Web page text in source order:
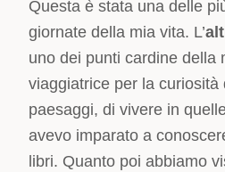
Questa è stata una delle
giornate della mia vita. L’
uno dei punti cardine della
viaggiatrice per la curiosità
paesaggi, di vivere in
avevo imparato a
libri. Quanto poi abbiamo